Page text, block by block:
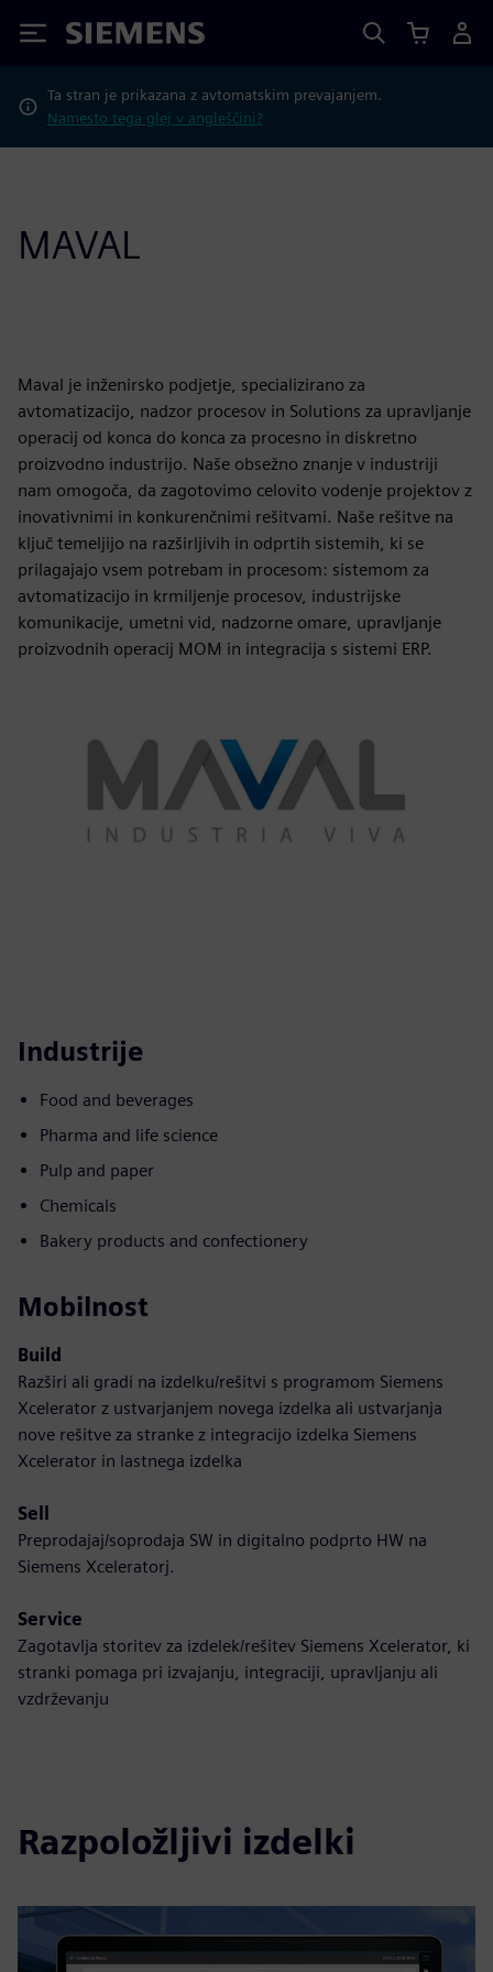
Siemens
Ta stran je prikazana z avtomatskim prevajanjem.
Namesto tega glej v angleščini?
MAVAL
Maval je inženirsko podjetje, specializirano za
avtomatizacijo, nadzor procesov in Solutions za upravljanje
operacij od konca do konca za procesno in diskretno
proizvodno industrijo. Naše obsežno znanje v industriji
nam omogoča, da zagotovimo celovito vodenje projektov z
inovativnimi in konkurenčnimi rešitvami. Naše rešitve na
ključ temeljijo na razširljivih in odprtih sistemih, ki se
prilagajajo vsem potrebam in procesom: sistemom za
avtomatizacijo in krmiljenje procesov, industrijske
komunikacije, umetni vid, nadzorne omare, upravljanje
proizvodnih operacij MOM in integracija s sistemi ERP.
Industrije
Food and beverages
Pharma and life science
Pulp and paper
Chemicals
Bakery products and confectionery
Mobilnost
Build
Razširi ali gradi na izdelku/rešitvi s programom Siemens
Xcelerator z ustvarjanjem novega izdelka ali ustvarjanja
nove rešitve za stranke z integracijo izdelka Siemens
Xcelerator in lastnega izdelka
Sell
Preprodajaj/soprodaja SW in digitalno podprto HW na
Siemens Xceleratorj.
Service
Zagotavlja storitev za izdelek/rešitev Siemens Xcelerator, ki
stranki pomaga pri izvajanju, integraciji, upravljanju ali
vzdrževanju
Razpoložljivi izdelki